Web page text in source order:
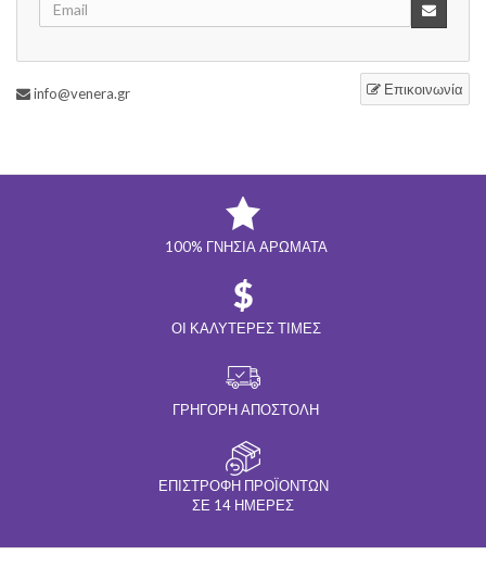
Επικοινωνία
info@venera.gr
100% ΓΝΉΣΙΑ ΑΡΏΜΑΤΑ
ΟΙ ΚΑΛΎΤΕΡΕΣ ΤΙΜΈΣ
ΓΡΉΓΟΡΗ ΑΠΟΣΤΟΛΉ
ΕΠΙΣΤΡΟΦΉ ΠΡΟΪΌΝΤΩΝ
ΣΕ 14 ΗΜΈΡΕΣ